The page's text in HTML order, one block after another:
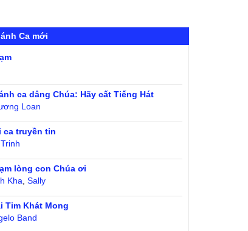
Ca mới
ca dâng Chúa: Hãy cất Tiếng Hát
Loan
ca truyền tin
lòng con Chúa ơi
Kha ,Sally
Tim Khát Mong
Band